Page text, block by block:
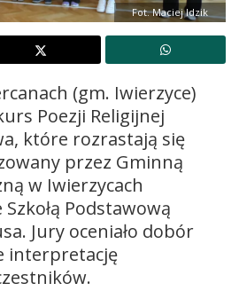
Fot. Maciej Idzik
(gm. Iwierzyce)
Poezji Religijnej
które rozrastają się
przez Gminną
w Iwierzycach
Podstawową
Jury oceniało dobór
interpretację